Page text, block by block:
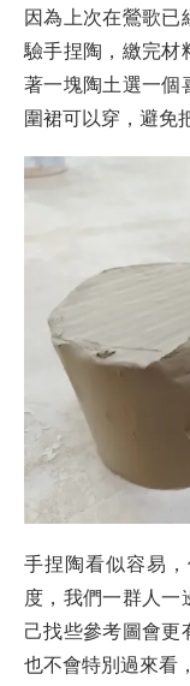
因為上次在鶯歌已
驗手捏陶，繳完材
著一塊陶土選一個
圍裙可以穿，避免
手捏陶看似容易
度，我們一群人一
己找些參考圖會更
也不會特別過來看